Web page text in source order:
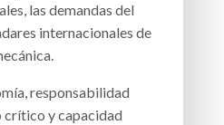
las demandas del
internacionales de
responsabilidad
crítico y capacidad